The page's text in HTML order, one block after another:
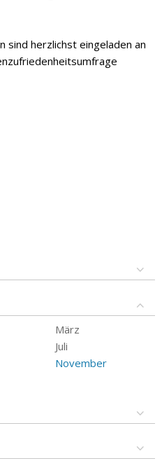
sind herzlichst eingeladen an
März
Juli
November